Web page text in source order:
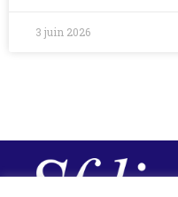
3 juin 2026